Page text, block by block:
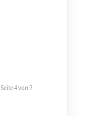
Seite 4 von 7